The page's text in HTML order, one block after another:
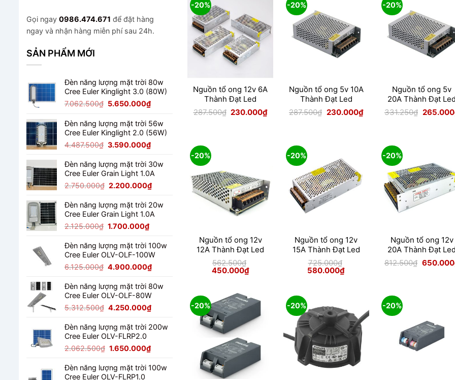
Skip
to
content
Gọi ngay 0986.474.671 để đặt hàng
ngay và nhận hàng miễn phí sau 24h.
SẢN PHẨM MỚI
Đèn năng lượng mặt trời 80w
Cree Euler Kinglight 3.0 (80W)
7.062.500₫ Giá
là:
7.062.500₫.
5.650.000₫Giá
tại
là:
5.650.000₫.
Đèn năng lượng mặt trời 56w
Cree Euler Kinglight 2.0 (56W)
4.487.500₫ Giá
là:
4.487.500₫.
3.590.000₫Giá
tại
là:
3.590.000₫.
Đèn năng lượng mặt trời 30w
Cree Euler Grain Light 1.0A
2.750.000₫ Giá
là:
2.750.000₫.
2.200.000₫Giá
tại
là:
Đèn năng lượng mặt trời 20w
Cree Euler Grain Light 1.0A
2.125.000₫ Giá
là:
2.125.000₫.
1.700.000₫Giá
tại
là:
1.700.000₫.
Đèn năng lượng mặt trời 100w
Cree Euler OLV-OLF-100W
6.125.000₫ Giá
là:
6.125.000₫.
4.900.000₫Giá
tại
là:
4.900.000₫.
Đèn năng lượng mặt trời 80w
Cree Euler OLV-OLF-80W
5.312.500₫ Giá
là:
5.312.500₫.
4.250.000₫Giá
tại
Đèn năng lượng mặt trời 200w
Cree Euler OLV-FLRP2.0
2.062.500₫ Giá
là:
2.062.500₫.
1.650.000₫Giá
tại
Đèn năng lượng mặt trời 100w
Cree Euler OLV-FLRP1.0
-20%
Nguồn tổ ong 12v 6A
Thành Đạt Led
287.500₫ Giá
gốc
230.000₫Giá
-20%
Nguồn tổ ong 5v 10A
Thành Đạt Led
287.500₫ Giá
gốc
230.000₫Giá
hiện
-20%
Nguồn tổ ong 5v
20A Thành Đạt Led
331.250₫ Giá
gốc
265.000
-20%
Nguồn tổ ong 12v
12A Thành Đạt Led
562.500₫
Giá
gốc
450.000₫Giá
hiện
-20%
Nguồn tổ ong 12v
15A Thành Đạt Led
725.000₫
Giá
gốc
580.000₫Giá
-20%
Nguồn tổ ong 12v
20A Thành Đạt Led
812.500₫ Giá
gốc
650.000
-20% -20% -20%